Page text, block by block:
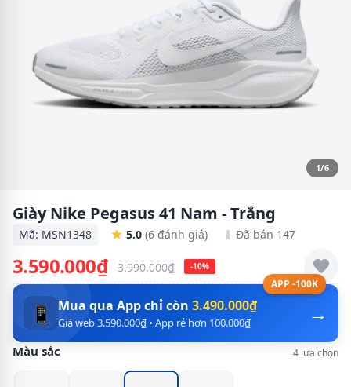
1/6
Giày Nike Pegasus 41 Nam - Trắng
Mã: MSN1348 5.0 (6 đánh giá) Đã bán 147
3.590.000₫ 3.990.000₫ -10%
APP -100K
→
📱 Mua qua App chỉ còn 3.490.000₫
Giá web 3.590.000₫ • App rẻ hơn 100.000₫
Màu sắc 4 lựa chọn